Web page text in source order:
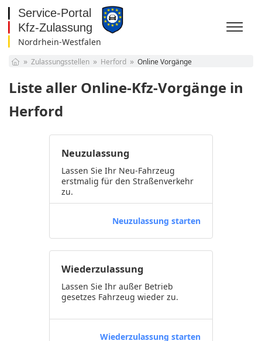
Nordrhein-Westfalen
Bayern
Berlin
Brandenburg
Bremen
Hamburg
Hessen
Vorpommern
Niedersachsen
Nordrhein-Westfalen
Rheinland-Pfalz
Saarland
Schleswig-Holstein
Thüringen
Zulassungsstellen Herford Online Vorgänge
Liste aller Online-Kfz-Vorgänge in
Herford
Neuzulassung
Lassen Sie Ihr Neu-Fahrzeug
erstmalig für den Straßenverkehr
zu.
Neuzulassung starten
Wiederzulassung
Lassen Sie Ihr außer Betrieb
gesetzes Fahrzeug wieder zu.
Wiederzulassung starten